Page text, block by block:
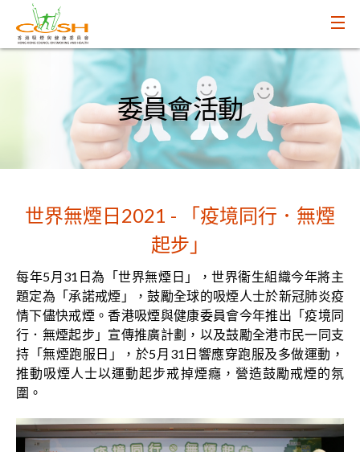
委員會活動
世界無煙日2021 - 「疫境同行．無煙
起步」
每年5月31日為「世界無煙日」，世界衞生組織今年將主
題定為「承諾戒煙」，鼓勵全球的吸煙人士於新冠肺炎疫
情下儘快戒煙。香港吸煙與健康委員會今年推出「疫境同
行．無煙起步」宣傳推廣計劃，以及鼓勵全港市民一同支
持「無煙跑服日」，於5月31日響應穿跑服及多做運動，
推動吸煙人士以運動起步戒掉煙癮，營造鼓勵戒煙的氛
圍。